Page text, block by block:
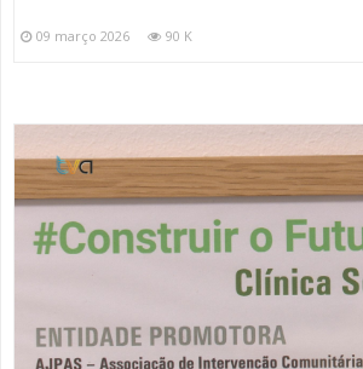
09 março 2026 90 K